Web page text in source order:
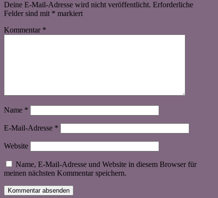
Deine E-Mail-Adresse wird nicht veröffentlicht. Erforderliche
Felder sind mit * markiert
Kommentar *
Name *
E-Mail-Adresse *
Website
Name, E-Mail-Adresse und Website in diesem Browser für
meinen nächsten Kommentar speichern.